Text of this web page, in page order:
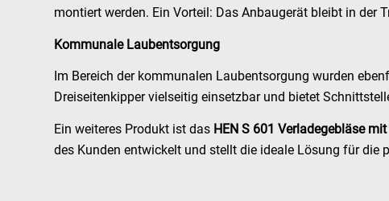
montiert werden. Ein Vorteil: Das Anbaugerät bleibt in der
Kommunale Laubentsorgung
Im Bereich der kommunalen Laubentsorgung wurden
Dreiseitenkipper vielseitig einsetzbar und bietet
Ein weiteres Produkt ist das HEN S 601 Verladegebläse
des Kunden entwickelt und stellt die ideale Lösung für die